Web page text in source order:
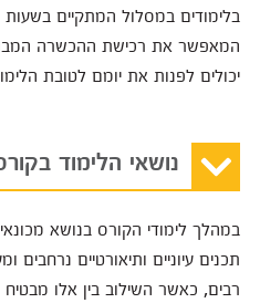
בלימודים במסלול המתקיים
המאפשר את רכישת ההכשרה
יכולים לפנות את יומם לטובת
נושאי הלימוד
במהלך לימודי הקורס בנושא מכונאי
תכנים עיוניים ותיאורטיים נרחבים
רבים, כאשר השילוב בין אלו